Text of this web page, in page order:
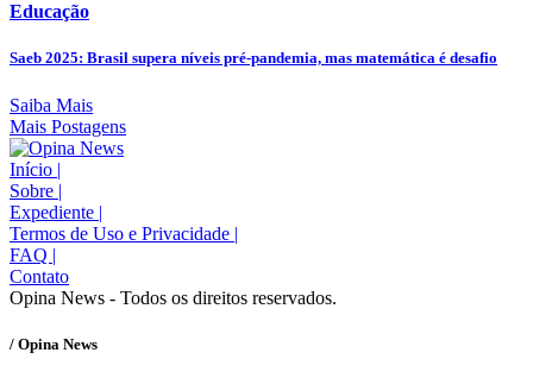
Educação
Saeb 2025: Brasil supera níveis pré-pandemia, mas matemática é desafio
Saiba Mais
Mais Postagens
Início |
Sobre |
Expediente |
Termos de Uso e Privacidade |
FAQ |
Contato
Opina News - Todos os direitos reservados.
/ Opina News